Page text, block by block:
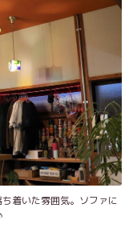
着いた雰囲気。ソファに